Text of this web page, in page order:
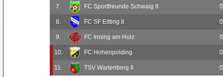
7. FC Sportfreunde Schwaig II 0
8. FC SF Eitting II 0
9. FC Inning am Holz 0
10. FC Hohenpolding 0
11. TSV Wartenberg II 0